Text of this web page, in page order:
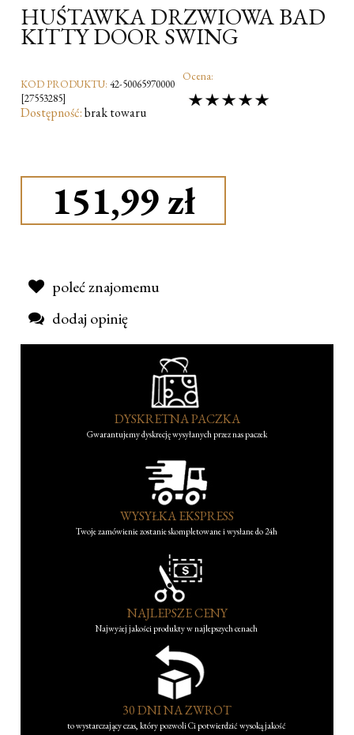
HUŚTAWKA DRZWIOWA BAD
KITTY DOOR SWING
KOD PRODUKTU: 42-50065970000
[27553285]
Dostępność:brak towaru
Ocena:
151,99 zł
poleć znajomemu
dodaj opinię
DYSKRETNA PACZKA
Gwarantujemy dyskrecję wysyłanych przez nas paczek
WYSYŁKA EKSPRESS
Twoje zamówienie zostanie skompletowane i wysłane do 24h
NAJLEPSZE CENY
Najwyżej jakości produkty w najlepszych cenach
30 DNI NA ZWROT
to wystarczający czas, który pozwoli Ci potwierdzić wysoką jakość